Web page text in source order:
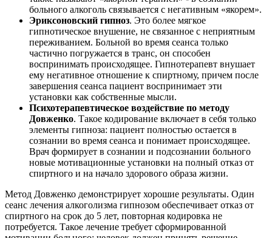
больного алкоголь связывается с негативным «якорем».
Эриксоновский гипноз. Это более мягкое
гипнотическое внушение, не связанное с неприятным
переживанием. Больной во время сеанса только
частично погружается в транс, он способен
воспринимать происходящее. Гипнотерапевт внушает
ему негативное отношение к спиртному, причем после
завершения сеанса пациент воспринимает эти
установки как собственные мысли.
Психотерапевтическое воздействие по методу
Довженко. Такое кодирование включает в себя только
элементы гипноза: пациент полностью остается в
сознании во время сеанса и понимает происходящее.
Врач формирует в сознании и подсознании больного
новые мотивационные установки на полный отказ от
спиртного и на начало здорового образа жизни.
Метод Довженко демонстрирует хорошие результаты. Один
сеанс лечения алкоголизма гипнозом обеспечивает отказ от
спиртного на срок до 5 лет, повторная кодировка не
потребуется. Такое лечение требует сформированной